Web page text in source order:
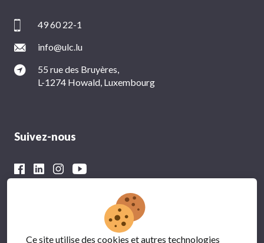
49 60 22-1
info@ulc.lu
55 rue des Bruyères,
L-1274 Howald, Luxembourg
Suivez-nous
Avec le soutien financier du
Ce site utilise des cookies et autres technologies